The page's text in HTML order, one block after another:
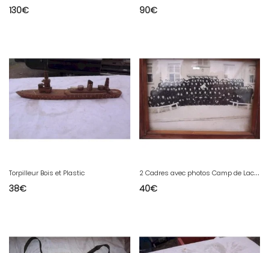
130€ 90€
Torpilleur Bois et Plastic
38€
2
Cadres avec photos Camp de Lacourtine 1952
40€